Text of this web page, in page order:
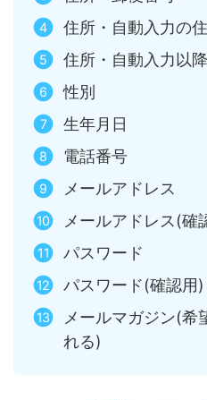
住所・自動入力の
住所・自動入力以
性別
生年月日
電話番号
メールアドレス
メールアドレス(確
パスワード
パスワード(確認用)
メールマガジン(希
れる)